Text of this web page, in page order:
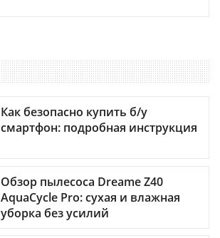
Как безопасно купить б/у
смартфон: подробная инструкция
Обзор пылесоса Dreame Z40
AquaCycle Pro: сухая и влажная
уборка без усилий